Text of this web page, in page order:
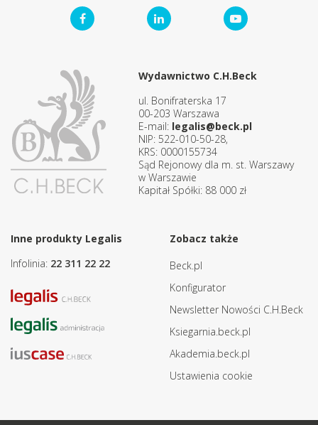
Wydawnictwo C.H.Beck
ul. Bonifraterska 17
00-203 Warszawa
E-mail: legalis@beck.pl
NIP: 522-010-50-28,
KRS: 0000155734
Sąd Rejonowy dla m. st. Warszawy
w Warszawie
Kapitał Spółki: 88 000 zł
Inne produkty Legalis
Infolinia: 22 311 22 22
Zobacz także
Beck.pl
Konfigurator
Newsletter Nowości C.H.Beck
Ksiegarnia.beck.pl
Akademia.beck.pl
Ustawienia cookie